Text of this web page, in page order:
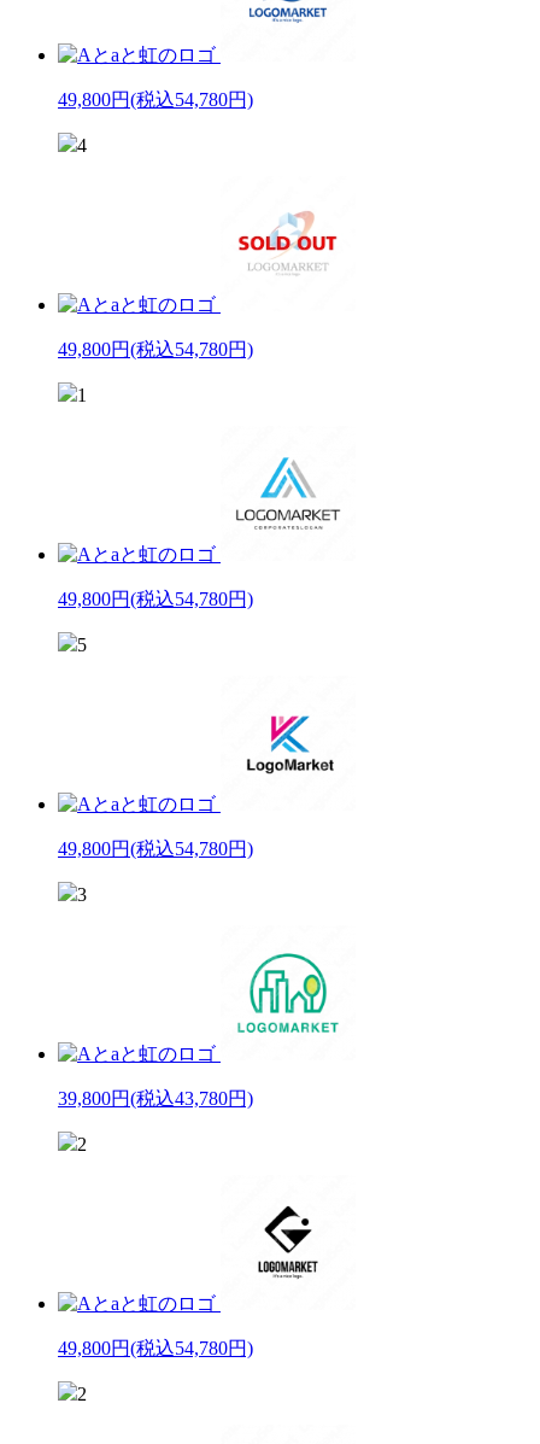
49,800円(税込54,780円)
4
49,800円(税込54,780円)
1
49,800円(税込54,780円)
5
49,800円(税込54,780円)
3
39,800円(税込43,780円)
2
49,800円(税込54,780円)
2